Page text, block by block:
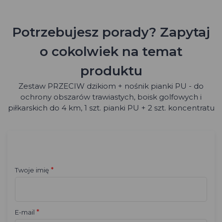
Potrzebujesz porady? Zapytaj
o cokolwiek na temat
produktu
Zestaw PRZECIW dzikiom + nośnik pianki PU - do
ochrony obszarów trawiastych, boisk golfowych i
piłkarskich do 4 km, 1 szt. pianki PU + 2 szt. koncentratu
Twoje imię *
E-mail *